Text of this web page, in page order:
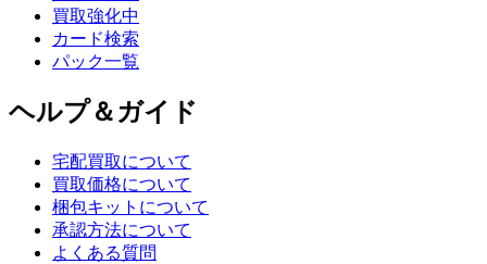
買取強化中
カード検索
パック一覧
ヘルプ＆ガイド
宅配買取について
買取価格について
梱包キットについて
承認方法について
よくある質問